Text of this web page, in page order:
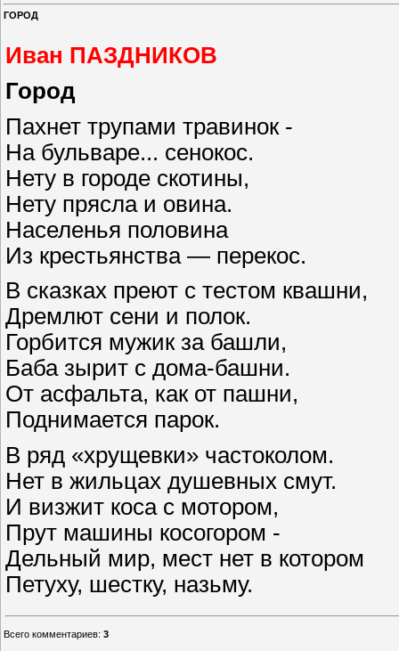
ГОРОД
Иван ПАЗДНИКОВ
Город
Пахнет трупами травинок -
На бульваре... сенокос.
Нету в городе скотины,
Нету прясла и овина.
Населенья половина
Из крестьянства — перекос.
В сказках преют с тестом квашни,
Дремлют сени и полок.
Горбится мужик за башли,
Баба зырит с дома-башни.
От асфальта, как от пашни,
Поднимается парок.
В ряд «хрущевки» частоколом.
Нет в жильцах душевных смут.
И визжит коса с мотором,
Прут машины косогором -
Дельный мир, мест нет в котором
Петуху, шестку, назьму.
Всего комментариев: 3